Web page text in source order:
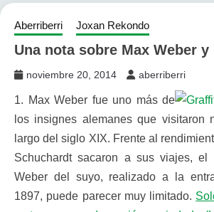
Aberriberri Joxan Rekondo
Una nota sobre Max Weber
noviembre 20, 2014 aberriberri
1. Max Weber fue uno más de
los insignes alemanes que visitaron
largo del siglo XIX. Frente al
Schuchardt sacaron a sus viajes, el
Weber del suyo, realizado a la
1897, puede parecer muy limitado.